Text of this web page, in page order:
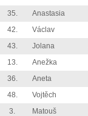
35.
Anastasia
42.
Václav
43.
Jolana
13.
Anežka
36.
Aneta
48.
Vojtěch
3.
Matouš